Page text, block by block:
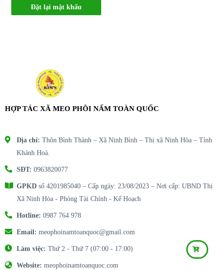
Đặt lại mật khẩu
HỢP TÁC XÃ MEO PHÔI NẤM TOÀN QUỐC
Địa chỉ: Thôn Bình Thành – Xã Ninh Bình – Thị xã Ninh Hòa – Tỉnh
Khánh Hoà.
SĐT: 0963820077
GPKDsố 4201985040 – Cấp ngày: 23/08/2023 – Nơi cấp: UBND Thị
Xã Ninh Hòa - Phòng Tài Chính - Kế Hoạch
Hotline: 0987 764 978
Email: meophoinamtoanquoc@gmail.com
Làm việc: Thứ 2 - Thứ 7 (07:00 - 17:00)
Website: meophoinamtoanquoc.com